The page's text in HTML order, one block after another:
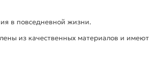
в повседневной жизни.
из качественных материалов и